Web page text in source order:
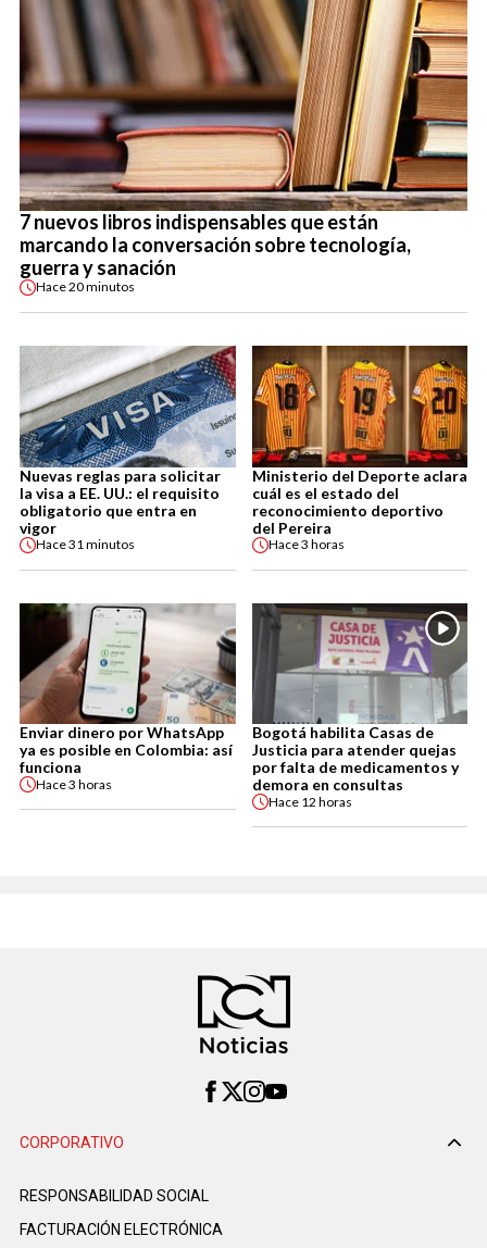
7 nuevos libros indispensables que están
marcando la conversación sobre tecnología,
guerra y sanación
Hace20 minutos
Nuevas reglas para solicitar
la visa a EE. UU.: el requisito
obligatorio que entra en
vigor
Hace31 minutos
Ministerio del Deporte aclara
cuál es el estado del
reconocimiento deportivo
del Pereira
Hace3 horas
Enviar dinero por WhatsApp
ya es posible en Colombia: así
funciona
Hace3 horas
Bogotá habilita Casas de
Justicia para atender quejas
por falta de medicamentos y
demora en consultas
Hace 12 horas
CORPORATIVO
RESPONSABILIDAD SOCIAL
FACTURACIÓN ELECTRÓNICA